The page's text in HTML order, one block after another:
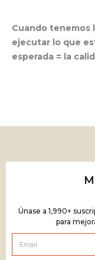
Cuando tenemos
ejecutar lo que
esperada = la
Únase a 1,990+
para